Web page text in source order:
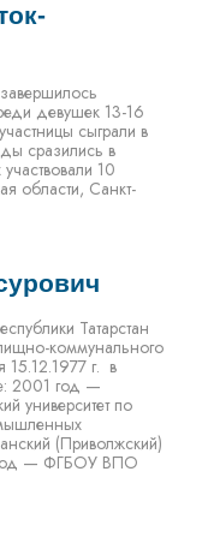
девушек 13-16
сыграли в
сразились в
10
области, Санкт-
Татарстан
коммунального
15.12.1977 г. в
2001 год —
университет по
(Приволжский)
год — ФГБОУ ВПО